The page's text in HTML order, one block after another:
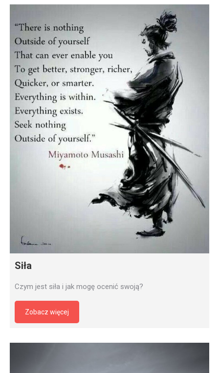
Siła
Czym jest siła i jak mogę ocenić swoją?
Zobacz więcej